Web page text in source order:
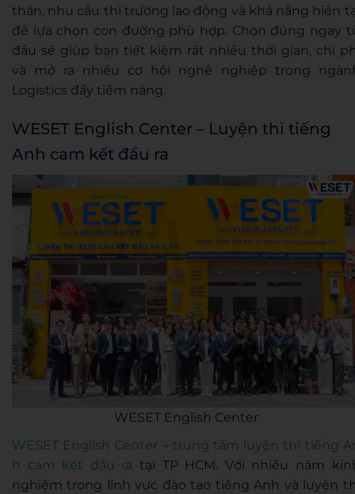
thân, nhu cầu thị trường lao động và khả năng hiện
để lựa chọn con đường phù hợp. Chọn đúng ngay
đầu sẽ giúp bạn tiết kiệm rất nhiều thời gian, chi
và mở ra nhiều cơ hội nghề nghiệp trong
Logistics đầy tiềm năng.
WESET English Center – Luyện thi tiếng
Anh cam kết đầu ra
WESET English Center
WESET English Center – trung tâm luyện thi tiếng
h cam kết đầu ra tại TP HCM. Với nhiều năm
nghiệm trong lĩnh vực đào tạo tiếng Anh và luyện